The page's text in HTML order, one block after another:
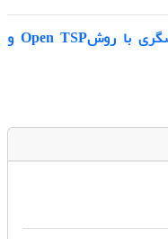
بهینه‌سازی دسترسی به موزه‌های گردشگری با روشOpen TSP و